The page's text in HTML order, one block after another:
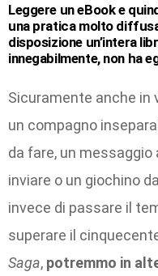
Leggere un eBook e
una pratica molto
disposizione un’intera
innegabilmente, non ha
Sicuramente anche in
un compagno
da fare, un messaggio
inviare o un giochino
invece di passare il
superare il
Saga, potremmo in